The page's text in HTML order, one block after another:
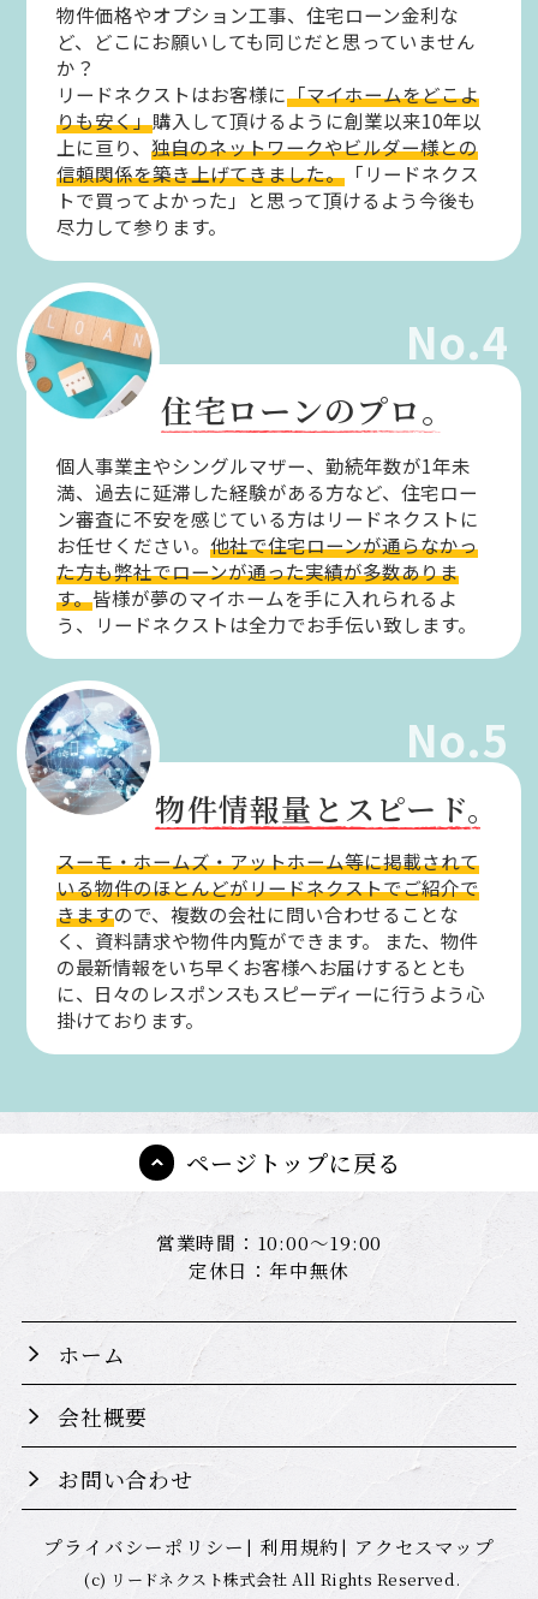
物件価格やオプション工事、住宅ローン金利な
ど、どこにお願いしても同じだと思っていません
か？
リードネクストはお客様に「マイホームをどこよ
りも安く」購入して頂けるように創業以来10年以
上に亘り、独自のネットワークやビルダー様との
信頼関係を築き上げてきました。 「リードネクス
トで買ってよかった」と思って頂けるよう今後も
尽力して参ります。
No.4
住宅ローンのプロ。
個人事業主やシングルマザー、勤続年数が1年未
満、過去に延滞した経験がある方など、住宅ロー
ン審査に不安を感じている方はリードネクストに
お任せください。他社で住宅ローンが通らなかっ
た方も弊社でローンが通った実績が多数ありま
す。皆様が夢のマイホームを手に入れられるよ
う、リードネクストは全力でお手伝い致します。
No.5
物件情報量とスピード。
スーモ・ホームズ・アットホーム等に掲載されて
いる物件のほとんどがリードネクストでご紹介で
きますので、複数の会社に問い合わせることな
く、資料請求や物件内覧ができます。
また、物件
の最新情報をいち早くお客様へお届けするととも
に、日々のレスポンスもスピーディーに行うよう心
掛けております。
ページトップに戻る
営業時間：10:00～19:00
定休日：年中無休
ホーム
会社概要
お問い合わせ
プライバシーポリシー 利用規約 アクセスマップ
(c) リードネクスト株式会社 All Rights Reserved.